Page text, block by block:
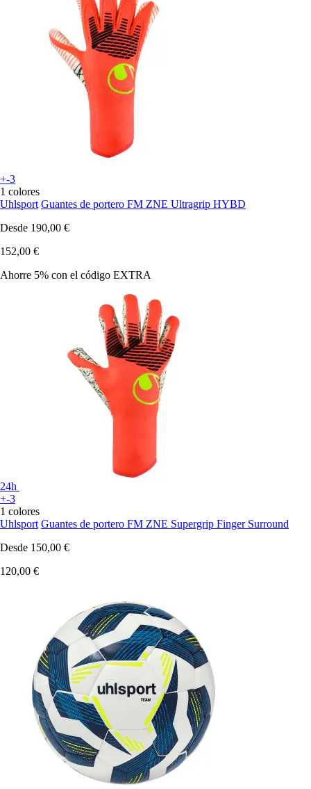
+-3
1 colores
Uhlsport Guantes de portero FM ZNE Ultragrip HYBD
Desde 190,00 €
152,00 €
Ahorre 5% con el código EXTRA
24h
+-3
1 colores
Uhlsport Guantes de portero FM ZNE Supergrip Finger Surround
Desde 150,00 €
120,00 €